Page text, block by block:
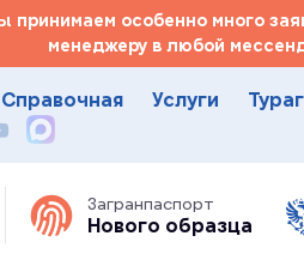
принимаем особенно много
менеджеру в любой
Справочная Услуги
Загранпаспорт
Нового образца